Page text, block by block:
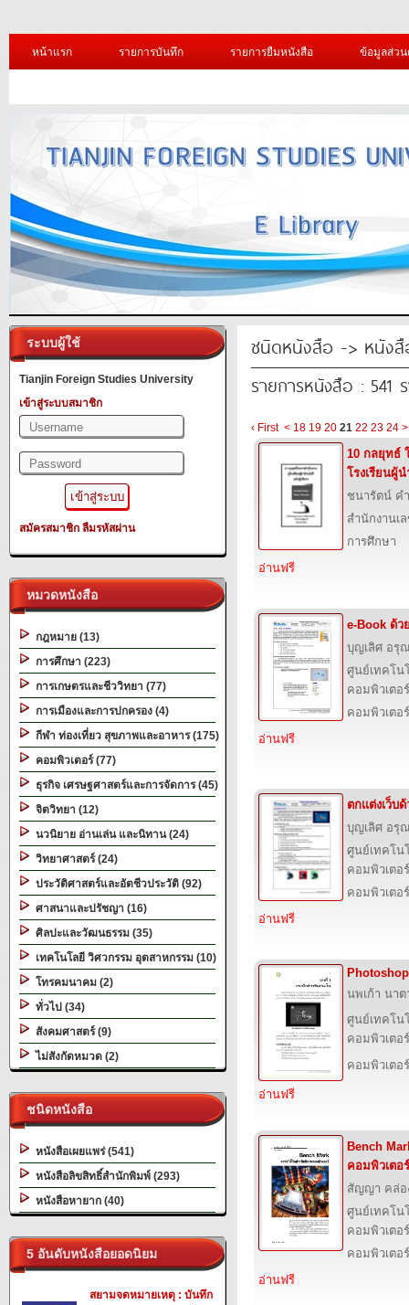
หน้าแรก รายการบันทึก รายการยืมหนังสือ ข้อมูลส่ว
ระบบผู้ใช้
Tianjin Foreign Studies University
เข้าสู่ระบบสมาชิก
สมัครสมาชิก ลืมรหัสผ่าน
หมวดหนังสือ
กฎหมาย (13)
การศึกษา (223)
การเกษตรและชีววิทยา (77)
การเมืองและการปกครอง (4)
กีฬา ท่องเที่ยว สุขภาพและอาหาร (175)
คอมพิวเตอร์ (77)
ธุรกิจ เศรษฐศาสตร์และการจัดการ (45)
จิตวิทยา (12)
นวนิยาย อ่านเล่น และนิทาน (24)
วิทยาศาสตร์ (24)
ประวัติศาสตร์และอัตชีวประวัติ (92)
ศาสนาและปรัชญา (16)
ศิลปะและวัฒนธรรม (35)
เทคโนโลยี วิศวกรรม อุตสาหกรรม (10)
โทรคมนาคม (2)
ทั่วไป (34)
สังคมศาสตร์ (9)
ไม่สังกัดหมวด (2)
ชนิดหนังสือ
หนังสือเผยแพร่ (541)
หนังสือลิขสิทธิ์สำนักพิมพ์ (293)
หนังสือหายาก (40)
5 อันดับหนังสือยอดนิยม
สยามจดหมายเหตุ : บันทึก
ชนิดหนังสือ -> หนังสื
รายการหนังสือ : 541
‹ First < 18 19 20 21 22 23 24 >
10 กลยุทธ์
โรงเรียนผู้
ชนารัตน์ ค
สำนักงานเ
การศึกษา
อ่านฟรี
e-Book ด้
บุญเลิศ อรุ
ศูนย์เทคโน
คอมพิวเตอ
คอมพิวเตอร์
อ่านฟรี
ตกแต่งเว็บ
บุญเลิศ อรุ
ศูนย์เทคโน
คอมพิวเตอ
คอมพิวเตอร์
อ่านฟรี
นพเก้า นา
ศูนย์เทคโน
คอมพิวเตอ
คอมพิวเตอร์
อ่านฟรี
Bench
คอมพิวเตอร์
สัญญา คล่อ
ศูนย์เทคโน
คอมพิวเตอ
คอมพิวเตอร์
อ่านฟรี